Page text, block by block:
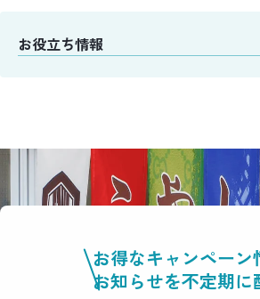
お役立ち情報
お得なキャンペーン
お知らせを不定期に